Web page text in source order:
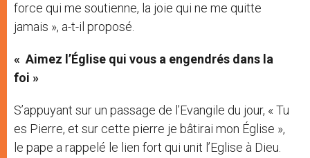
force qui me soutienne, la joie qui ne me quitte
jamais », a-t-il proposé.
« Aimez l’Église qui vous a engendrés dans la
foi »
S’appuyant sur un passage de l’Evangile du jour, « Tu
es Pierre, et sur cette pierre je bâtirai mon Église »,
le pape a rappelé le lien fort qui unit l’Eglise à Dieu.